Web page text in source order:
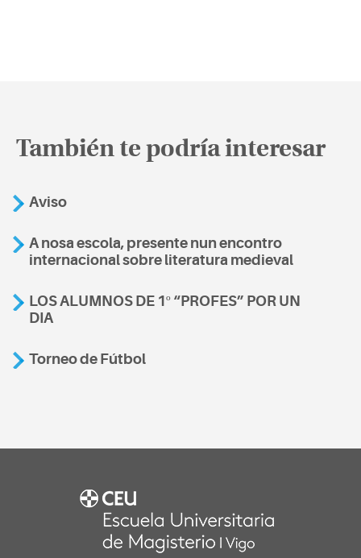
También te podría interesar
Aviso
A nosa escola, presente nun encontro
internacional sobre literatura medieval
LOS ALUMNOS DE 1º “PROFES” POR UN
DIA
Torneo de Fútbol